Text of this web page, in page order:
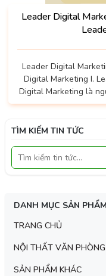
Leader Digital
Leader Digital
Digital Marketing I.
Digital Marketing là
số, còn được gọi là
quản lý các hoạt
đảm nhận nhiều
TÌM KIẾM TIN TỨC
DANH MỤC SẢN PHẨM
TRANG CHỦ
NỘI THẤT VĂN PHÒNG
SẢN PHẨM KHÁC